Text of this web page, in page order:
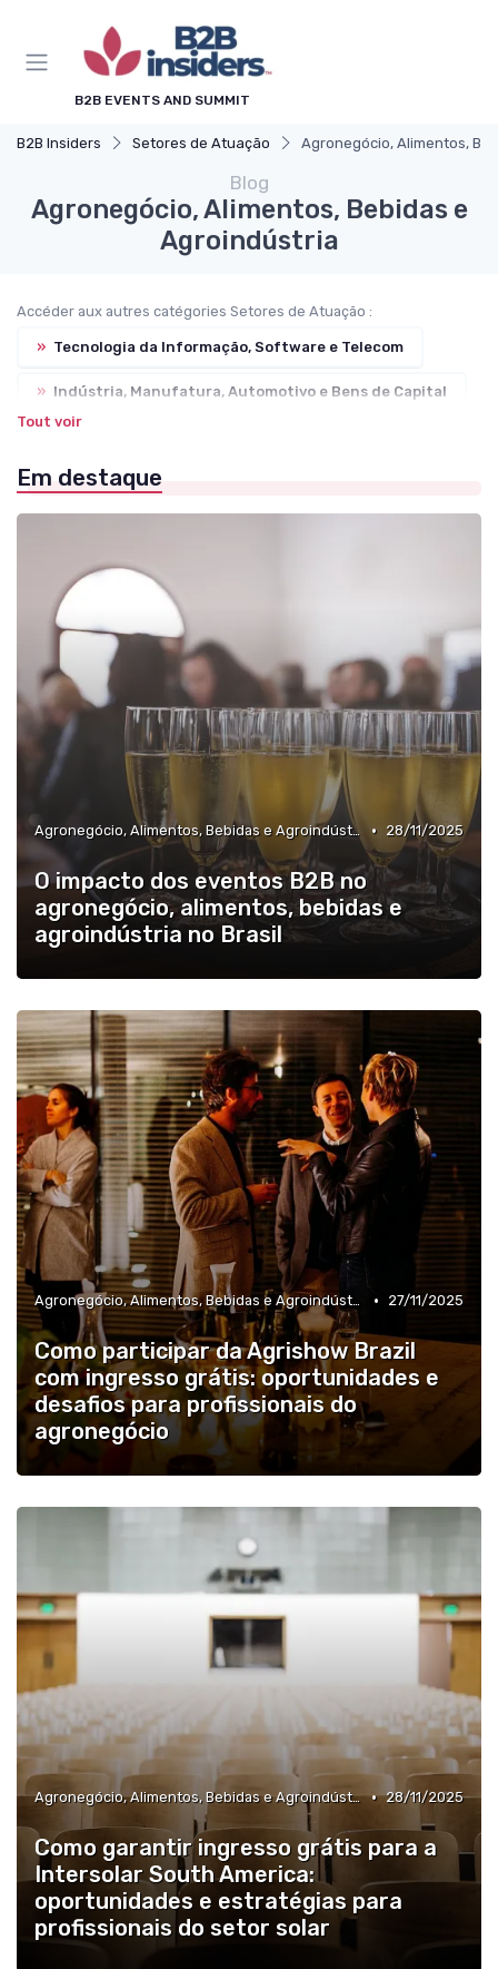
B2B EVENTS AND SUMMIT
B2B Insiders Setores de Atuação Agronegócio, Alimentos,
Blog
Agronegócio, Alimentos, Bebidas e
Agroindústria
Accéder aux autres catégories Setores de Atuação :
» Tecnologia da Informação, Software e Telecom
» Indústria, Manufatura, Automotivo e Bens de Capital
» Saúde, Hospitalar, Farmacêutico e Biotecnologia
Tout voir
Em destaque
Agronegócio, Alimentos, Bebidas e Agroindústria • 28/11/2025
O impacto dos eventos B2B no
agronegócio, alimentos, bebidas e
agroindústria no Brasil
Agronegócio, Alimentos, Bebidas e Agroindústria • 27/11/2025
Como participar da Agrishow Brazil
com ingresso grátis: oportunidades e
desafios para profissionais do
agronegócio
Agronegócio, Alimentos, Bebidas e Agroindústria • 28/11/2025
Como garantir ingresso grátis para a
Intersolar South America:
oportunidades e estratégias para
profissionais do setor solar